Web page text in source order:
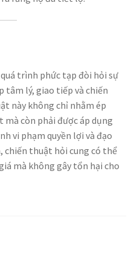
trình phức tạp đòi hỏi sự
tâm lý, giao tiếp và chiến
này không chỉ nhằm ép
còn phải được áp dụng
vi phạm quyền lợi và đạo
chiến thuật hỏi cung có thể
mà không gây tổn hại cho